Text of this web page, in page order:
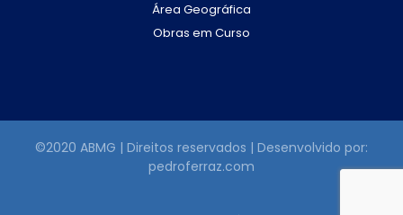
Área Geográfica
Obras em Curso
©2020 ABMG | Direitos reservados | Desenvolvido por:
pedroferraz.com